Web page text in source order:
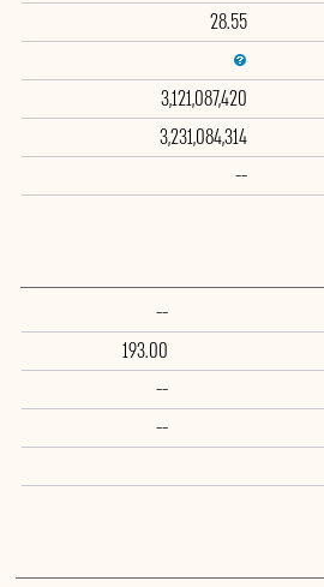
28.55
3,121,087,420
3,231,084,314
--
--
193.00
--
--